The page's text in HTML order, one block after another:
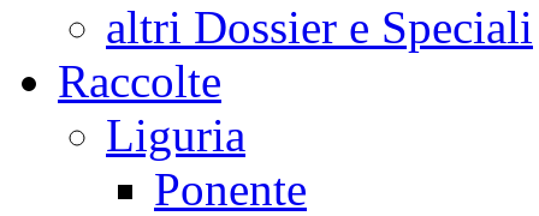
altri Dossier e Speciali
Raccolte
Liguria
Ponente